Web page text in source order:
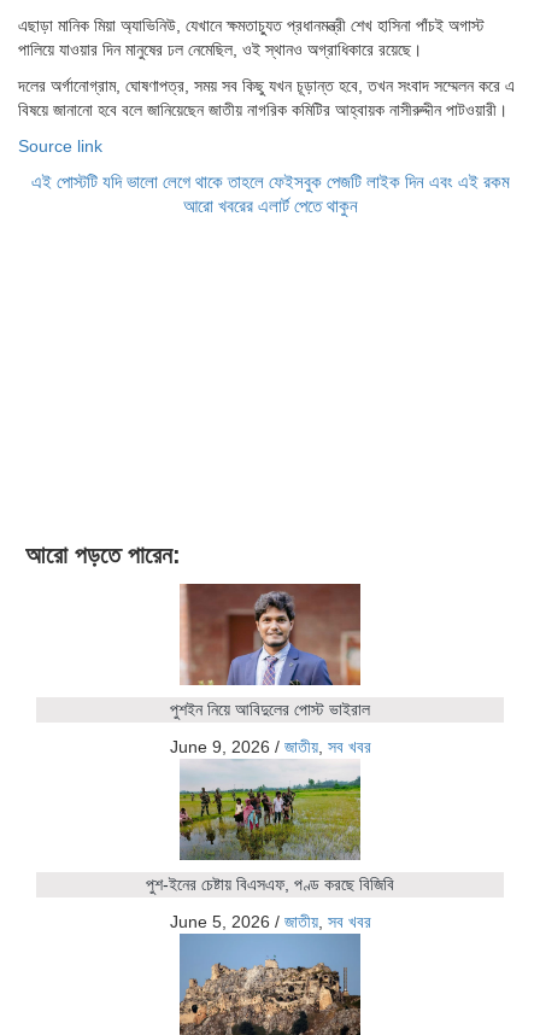
এছাড়া মানিক মিয়া অ্যাভিনিউ, যেখানে ক্ষমতাচ্যুত প্রধানমন্ত্রী শেখ হাসিনা পাঁচই অগাস্ট
পালিয়ে যাওয়ার দিন মানুষের ঢল নেমেছিল, ওই স্থানও অগ্রাধিকারে রয়েছে।
দলের অর্গানোগ্রাম, ঘোষণাপত্র, সময় সব কিছু যখন চূড়ান্ত হবে, তখন সংবাদ সম্মেলন করে এ
বিষয়ে জানানো হবে বলে জানিয়েছেন জাতীয় নাগরিক কমিটির আহ্বায়ক নাসীরুদ্দীন পাটওয়ারী।
Source link
এই পোস্টটি যদি ভালো লেগে থাকে তাহলে ফেইসবুক পেজটি লাইক দিন এবং এই রকম
আরো খবরের এলার্ট পেতে থাকুন
আরো পড়তে পারেন:
পুশইন নিয়ে আবিদুলের পোস্ট ভাইরাল
June 9, 2026 / জাতীয়, সব খবর
পুশ-ইনের চেষ্টায় বিএসএফ, পণ্ড করছে বিজিবি
June 5, 2026 / জাতীয়, সব খবর